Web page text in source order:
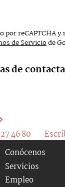
por reCAPTCHA y
de Serviciode
de
46 80
Conócenos
Servicios
Empleo